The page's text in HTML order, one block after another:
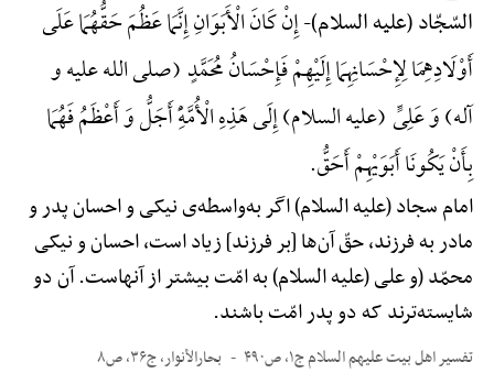
السّجّاد (علیه السلام)-إِنْ کَانَ الْأَبَوَانِ إِنَّمَا عَظُمَ حَقُّهُمَا عَلَی
أَوْلَادِهِمَا لِإِحْسَانِهِمَا إِلَیْهِمْ فَإِحْسَانُ مُحَمَّدٍ (صلی الله علیه و
آله) وَ عَلِیٍّ (علیه السلام) إِلَی هَذِهِ الْأُمَّهًِْ أَجَلُّ وَ أَعْظَمُ فَهُمَا
بِأَنْ یَکُونَا أَبَوَیْهِمْ أَحَقُّ.
امام سجاد (علیه السلام) اگر به‌واسطه‌ی نیکی و احسان پدر و
مادر به فرزند، حقّ آن‌ها [بر فرزند] زیاد است، احسان و نیکی
محمّد (و علی (علیه السلام) به امّت بیشتر از آنهاست. آن دو
شایسته‌ترند که دو پدر امّت باشند.
تفسیر اهل بیت علیهم السلام ج۱، ص۴۹۰ بحارالأنوار، ج۳۶، ص۸